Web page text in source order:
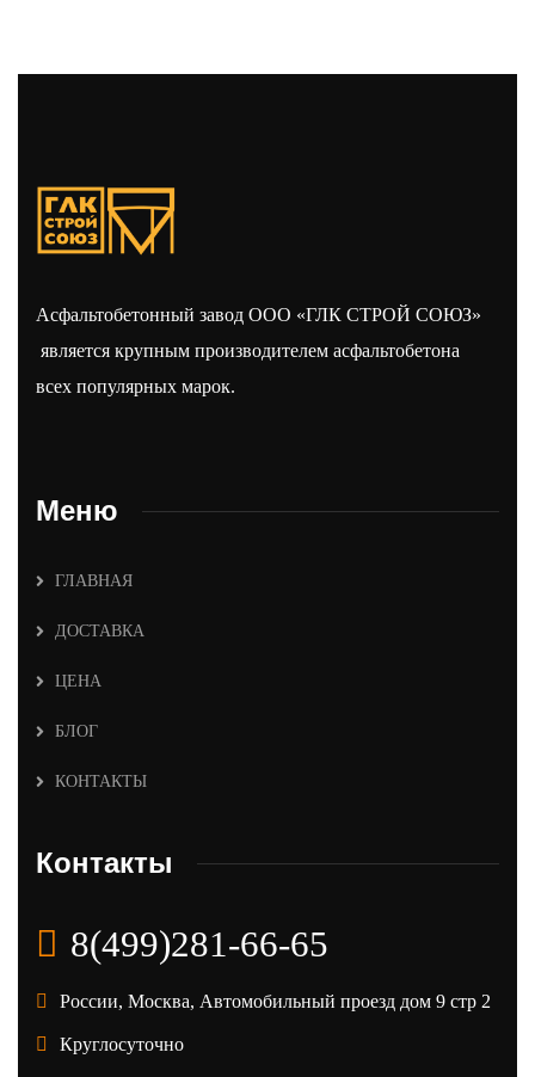
Асфальтобетонный завод ООО «ГЛК СТРОЙ СОЮЗ»
является крупным производителем асфальтобетона
всех популярных марок.
Меню
ГЛАВНАЯ
ДОСТАВКА
ЦЕНА
БЛОГ
КОНТАКТЫ
Контакты
8(499)281-66-65
России, Москва, Автомобильный проезд дом 9 стр 2
Круглосуточно